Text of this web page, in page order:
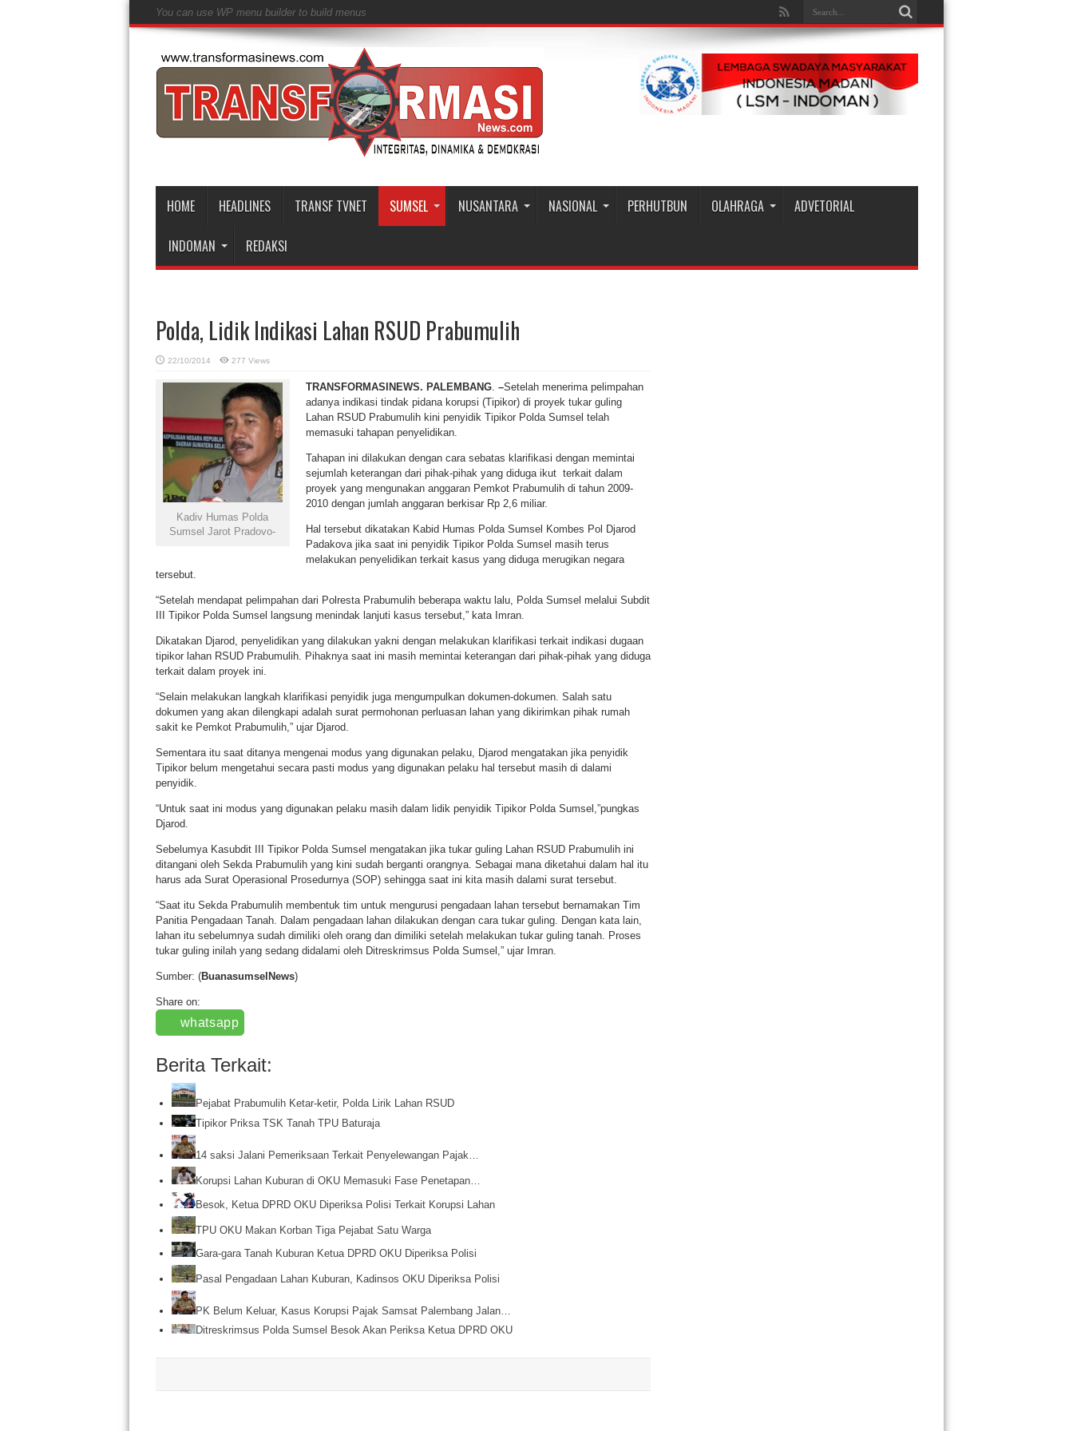
You can use WP menu builder to build menus
HOME HEADLINES TRANSF TVNET SUMSEL NUSANTARA NASIONAL PERHUTBUN OLAHRAGA ADVETORIAL
INDOMAN REDAKSI
Polda, Lidik Indikasi Lahan RSUD Prabumulih
22/10/2014 277 Views
Kadiv Humas Polda
Sumsel Jarot Pradovo-
TRANSFORMASINEWS. PALEMBANG. –Setelah menerima pelimpahan
adanya indikasi tindak pidana korupsi (Tipikor) di proyek tukar guling
Lahan RSUD Prabumulih kini penyidik Tipikor Polda Sumsel telah
memasuki tahapan penyelidikan.
Tahapan ini dilakukan dengan cara sebatas klarifikasi dengan memintai
sejumlah keterangan dari pihak-pihak yang diduga ikut terkait dalam
proyek yang mengunakan anggaran Pemkot Prabumulih di tahun 2009-
2010 dengan jumlah anggaran berkisar Rp 2,6 miliar.
Hal tersebut dikatakan Kabid Humas Polda Sumsel Kombes Pol Djarod
Padakova jika saat ini penyidik Tipikor Polda Sumsel masih terus
melakukan penyelidikan terkait kasus yang diduga merugikan negara
tersebut.
“Setelah mendapat pelimpahan dari Polresta Prabumulih beberapa waktu lalu, Polda Sumsel melalui Subdit
III Tipikor Polda Sumsel langsung menindak lanjuti kasus tersebut,” kata Imran.
Dikatakan Djarod, penyelidikan yang dilakukan yakni dengan melakukan klarifikasi terkait indikasi dugaan
tipikor lahan RSUD Prabumulih. Pihaknya saat ini masih memintai keterangan dari pihak-pihak yang diduga
terkait dalam proyek ini.
“Selain melakukan langkah klarifikasi penyidik juga mengumpulkan dokumen-dokumen. Salah satu
dokumen yang akan dilengkapi adalah surat permohonan perluasan lahan yang dikirimkan pihak rumah
sakit ke Pemkot Prabumulih,” ujar Djarod.
Sementara itu saat ditanya mengenai modus yang digunakan pelaku, Djarod mengatakan jika penyidik
Tipikor belum mengetahui secara pasti modus yang digunakan pelaku hal tersebut masih di dalami
penyidik.
“Untuk saat ini modus yang digunakan pelaku masih dalam lidik penyidik Tipikor Polda Sumsel,”pungkas
Djarod.
Sebelumya Kasubdit III Tipikor Polda Sumsel mengatakan jika tukar guling Lahan RSUD Prabumulih ini
ditangani oleh Sekda Prabumulih yang kini sudah berganti orangnya. Sebagai mana diketahui dalam hal itu
harus ada Surat Operasional Prosedurnya (SOP) sehingga saat ini kita masih dalami surat tersebut.
“Saat itu Sekda Prabumulih membentuk tim untuk mengurusi pengadaan lahan tersebut bernamakan Tim
Panitia Pengadaan Tanah. Dalam pengadaan lahan dilakukan dengan cara tukar guling. Dengan kata lain,
lahan itu sebelumnya sudah dimiliki oleh orang dan dimiliki setelah melakukan tukar guling tanah. Proses
tukar guling inilah yang sedang didalami oleh Ditreskrimsus Polda Sumsel,” ujar Imran.
Sumber: (BuanasumselNews)
Share on:
whatsapp
Berita Terkait:
Pejabat Prabumulih Ketar-ketir, Polda Lirik Lahan RSUD
Tipikor Priksa TSK Tanah TPU Baturaja
14 saksi Jalani Pemeriksaan Terkait Penyelewangan Pajak…
Korupsi Lahan Kuburan di OKU Memasuki Fase Penetapan…
Besok, Ketua DPRD OKU Diperiksa Polisi Terkait Korupsi Lahan
TPU OKU Makan Korban Tiga Pejabat Satu Warga
Gara-gara Tanah Kuburan Ketua DPRD OKU Diperiksa Polisi
Pasal Pengadaan Lahan Kuburan, Kadinsos OKU Diperiksa Polisi
PK Belum Keluar, Kasus Korupsi Pajak Samsat Palembang Jalan…
Ditreskrimsus Polda Sumsel Besok Akan Periksa Ketua DPRD OKU